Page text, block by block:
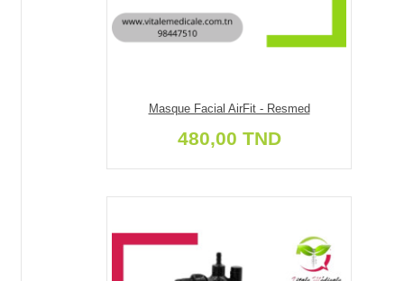
Masque Facial AirFit - Resmed
480,00 TND